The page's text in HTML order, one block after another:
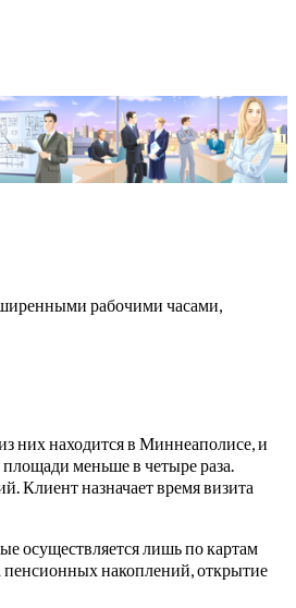
рабочими часами,
них находится в Миннеаполисе, и
меньше в четыре раза.
Клиент назначает время визита
осуществляется лишь по картам
пенсионных накоплений, открытие